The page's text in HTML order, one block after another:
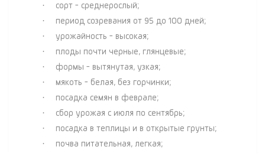
· сорт - среднерослый;
· период созревания от 95 до 100 дней;
· урожайность - высокая;
· плоды почти черные, глянцевые;
· формы - вытянутая, узкая;
· мякоть - белая, без горчинки;
· посадка семян в феврале;
· сбор урожая с июля по сентябрь;
· посадка в теплицы и в открытые грунты;
· почва питательная, легкая;